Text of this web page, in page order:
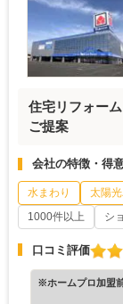
住宅リフォー
ご提案
会社の特徴・得
水まわり 太陽
1000件以上
シ
口コミ評価
※ホームプロ加盟